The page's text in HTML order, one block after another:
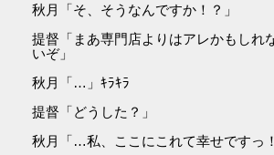
秋月「そ、そうなんですか！？」
提督「まあ専門店よりはアレかもしれ
いぞ」
秋月「…」ｷﾗｷﾗ
提督「どうした？」
秋月「…私、ここにこれて幸せですっ！